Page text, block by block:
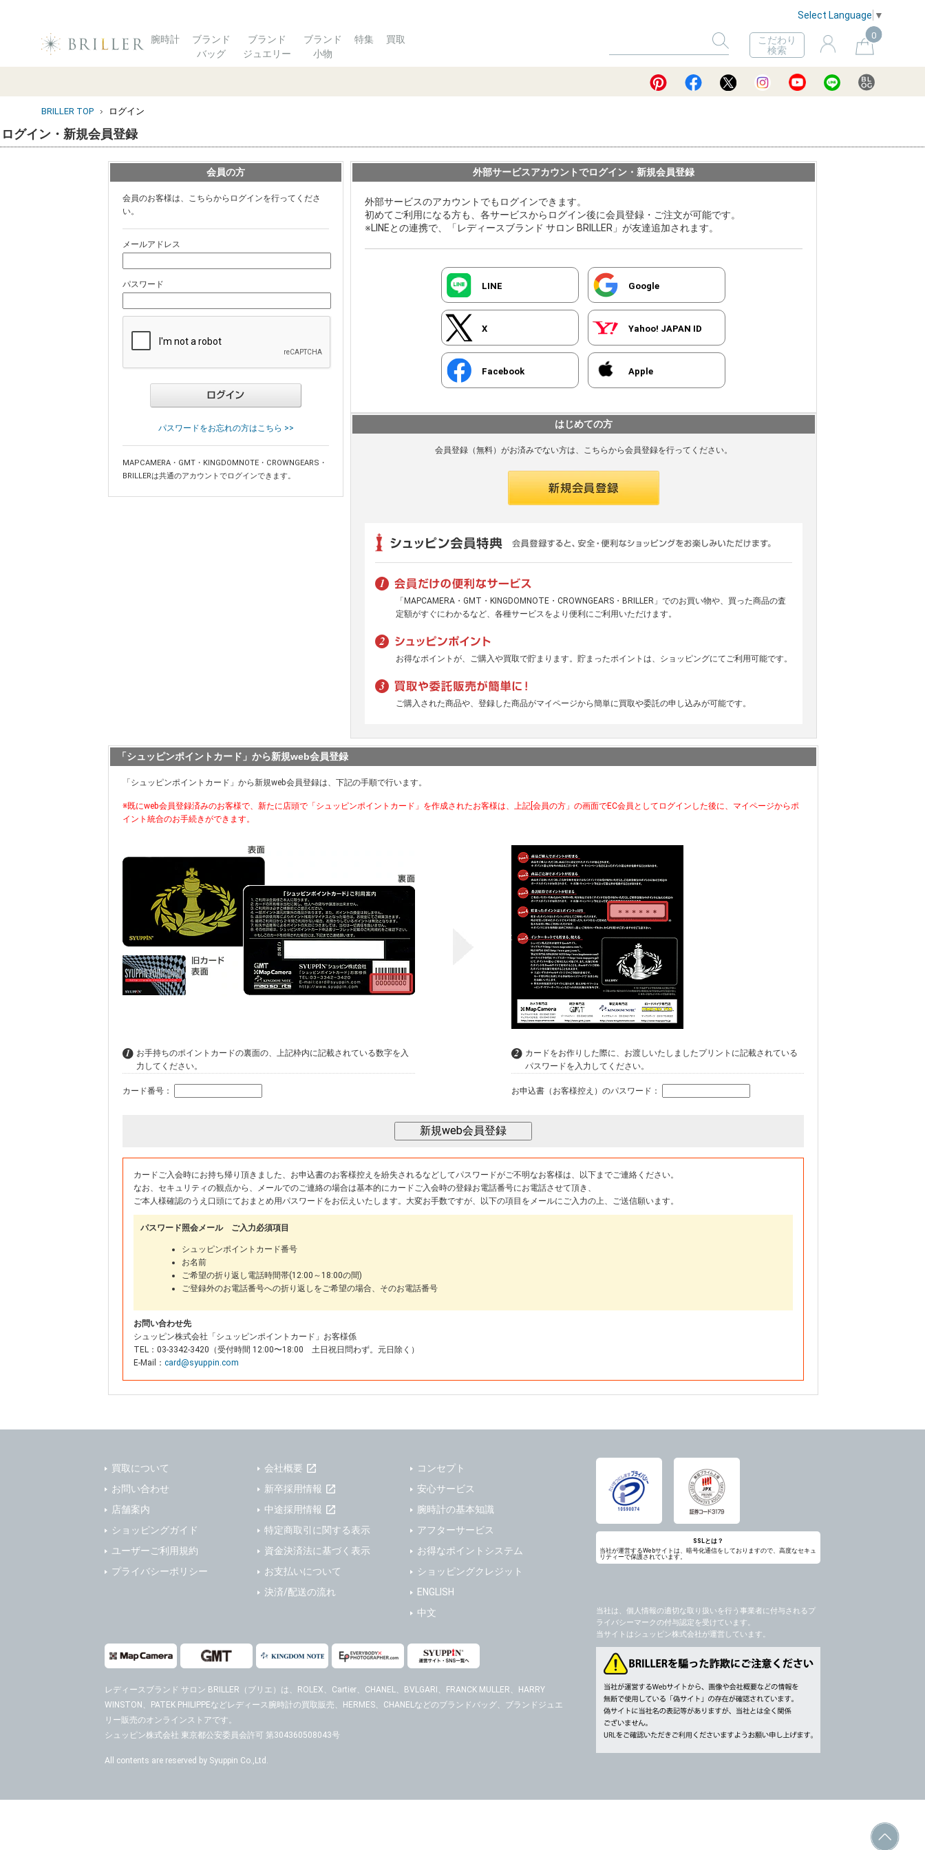
Select Language ▼
腕時計
ブランド
バッグ
ブランド
ジュエリー
ブランド
小物
特集 買取
こだわり
検索
0
BRILLER TOP ログイン
ログイン・新規会員登録
会員の方
会員のお客様は、こちらからログインを行ってくださ
い。
メールアドレス
パスワード
パスワードをお忘れの方はこちら >>
MAPCAMERA・GMT・KINGDOMNOTE・CROWNGEARS・
BRILLERは共通のアカウントでログインできます。
外部サービスアカウントでログイン・新規会員登録
外部サービスのアカウントでもログインできます。
初めてご利用になる方も、各サービスからログイン後に会員登録・ご注文が可能です。
※LINEとの連携で、「レディースブランド サロン BRILLER」が友達追加されます。
LINE Google
X Yahoo! JAPAN ID
Facebook Apple
はじめての方
会員登録（無料）がお済みでない方は、こちらから会員登録を行ってください。
「MAPCAMERA・GMT・KINGDOMNOTE・CROWNGEARS・BRILLER」でのお買い物や、買った商品の査
定額がすぐにわかるなど、各種サービスをより便利にご利用いただけます。
お得なポイントが、ご購入や買取で貯まります。貯まったポイントは、ショッピングにてご利用可能です。
ご購入された商品や、登録した商品がマイページから簡単に買取や委託の申し込みが可能です。
「シュッピンポイントカード」から新規web会員登録
「シュッピンポイントカード」から新規web会員登録は、下記の手順で行います。
※既にweb会員登録済みのお客様で、新たに店頭で「シュッピンポイントカード」を作成されたお客様は、上記[会員の方」の画面でEC会員としてログインした後に、マイページからポ
イント統合のお手続きができます。
お手持ちのポイントカードの裏面の、上記枠内に記載されている数字を入
力してください。
カード番号：
カードをお作りした際に、お渡しいたしましたプリントに記載されている
パスワードを入力してください。
お申込書（お客様控え）のパスワード：
カードご入会時にお持ち帰り頂きました、お申込書のお客様控えを紛失されるなどしてパスワードがご不明なお客様は、以下までご連絡ください。
なお、セキュリティの観点から、メールでのご連絡の場合は基本的にカードご入会時の登録お電話番号にお電話させて頂き、
ご本人様確認のうえ口頭にておまとめ用パスワードをお伝えいたします。大変お手数ですが、以下の項目をメールにご入力の上、ご送信願います。
パスワード照会メール ご入力必須項目
シュッピンポイントカード番号
お名前
ご希望の折り返し電話時間帯(12:00～18:00の間)
ご登録外のお電話番号への折り返しをご希望の場合、そのお電話番号
お問い合わせ先
シュッピン株式会社「シュッピンポイントカード」お客様係
TEL：03-3342-3420（受付時間 12:00〜18:00 土日祝日問わず。元日除く）
E-Mail： card@syuppin.com
買取について
お問い合わせ
店舗案内
ショッピングガイド
ユーザーご利用規約
プライバシーポリシー
会社概要
新卒採用情報
中途採用情報
特定商取引に関する表示
資金決済法に基づく表示
お支払いについて
決済/配送の流れ
コンセプト
安心サービス
腕時計の基本知識
アフターサービス
お得なポイントシステム
ショッピングクレジット
ENGLISH
中文
レディースブランド サロン BRILLER（ブリエ） は、ROLEX、Cartier、CHANEL、BVLGARI、FRANCK MULLER、HARRY
WINSTON、PATEK PHILIPPEなどレディース腕時計の買取販売、HERMES、CHANELなどのブランドバッグ、ブランドジュエ
リー販売のオンラインストアです。
シュッピン株式会社 東京都公安委員会許可 第304360508043号
All contents are reserved by Syuppin Co.,Ltd.
SSLとは？
当社が運営するWebサイトは、暗号化通信をしておりますので、高度なセキュ
リティーで保護されています。
当社は、個人情報の適切な取り扱いを行う事業者に付与されるプ
ライバシーマークの付与認定を受けています。
当サイトはシュッピン株式会社が運営しています。